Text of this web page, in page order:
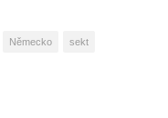
Německo sekt